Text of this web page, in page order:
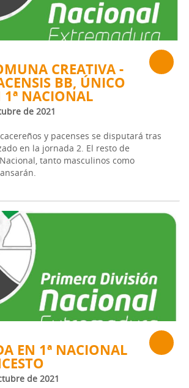
CREATIVA -
BB, ÚNICO
1ª NACIONAL
de 2021
y pacenses se disputará tras
en la jornada 2. El resto de
tanto masculinos como
EN 1ª NACIONAL
de 2021